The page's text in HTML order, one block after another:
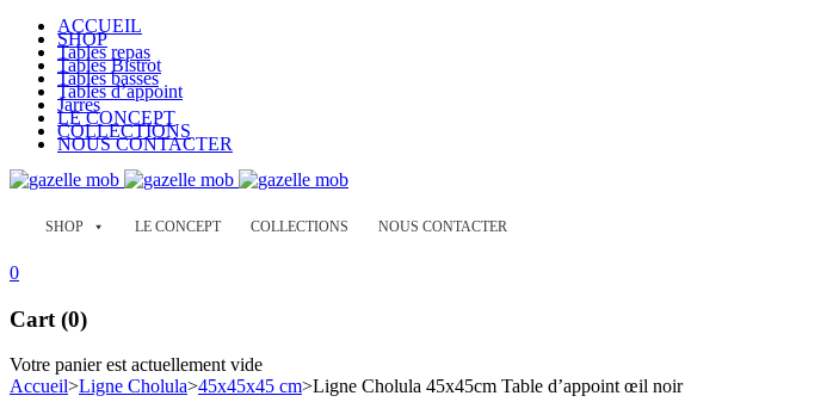
ACCUEIL
SHOP
Tables repas
Tables Bistrot
Tables basses
Tables d’appoint
Jarres
LE CONCEPT
COLLECTIONS
NOUS CONTACTER
SHOP LE CONCEPT COLLECTIONS NOUS CONTACTER
0
Cart (0)
Votre panier est actuellement vide
Accueil>Ligne Cholula>45x45x45 cm>Ligne Cholula 45x45cm Table d’appoint œil noir